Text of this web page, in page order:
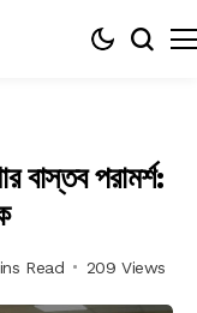
বাস্তব পরামর্শ:
Read 209 Views